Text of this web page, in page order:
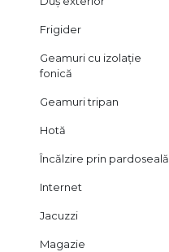
Frigider
Geamuri cu izolație
fonică
Geamuri tripan
Hotă
Încălzire prin pardoseală
Internet
Jacuzzi
Magazie